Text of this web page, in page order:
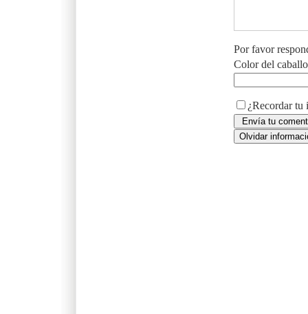
Por favor
Color del
¿Recordar tu